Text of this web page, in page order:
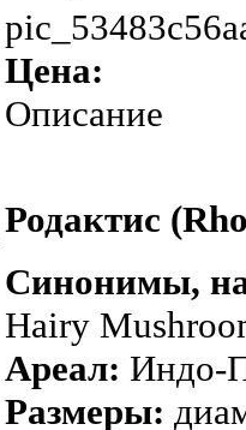
Цена:
Описание
Родактис
Синонимы,
Hairy
Ареал: Индо-
Размеры: